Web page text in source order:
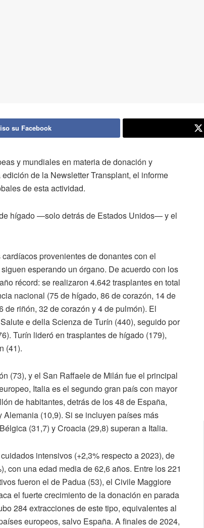
su Facebook
y mundiales en materia de donación y
de la Newsletter Transplant, el informe
de esta actividad.
hígado —solo detrás de Estados Unidos— y el
provenientes de donantes con el
esperando un órgano. De acuerdo con los
récord: se realizaron 4.642 trasplantes en total
nacional (75 de hígado, 86 de corazón, 14 de
riñón, 32 de corazón y 4 de pulmón). El
e della Scienza de Turín (440), seguido por
Turín lideró en trasplantes de hígado (179),
(41).
(73), y el San Raffaele de Milán fue el principal
Italia es el segundo gran país con mayor
de habitantes, detrás de los 48 de España,
(10,9). Si se incluyen países más
(31,7) y Croacia (29,8) superan a Italia.
intensivos (+2,3% respecto a 2023), de
con una edad media de 62,6 años. Entre los 221
fueron el de Padua (53), el Civile Maggiore
el fuerte crecimiento de la donación en parada
284 extracciones de este tipo, equivalentes al
europeos, salvo España. A finales de 2024,